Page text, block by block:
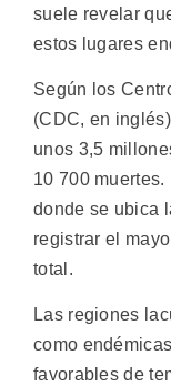
suele revelar
estos lugares
Según los
(CDC, en
unos 3,5
10 700
donde se ubica
registrar el
total.
Las regiones
como
favorables de